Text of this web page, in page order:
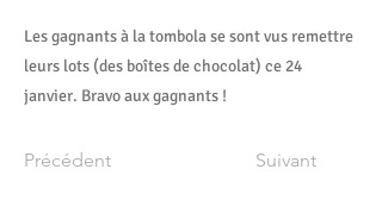
Les gagnants à la tombola se sont vus remettre
leurs lots (des boîtes de chocolat) ce 24
janvier. Bravo aux gagnants !
Précédent Suivant